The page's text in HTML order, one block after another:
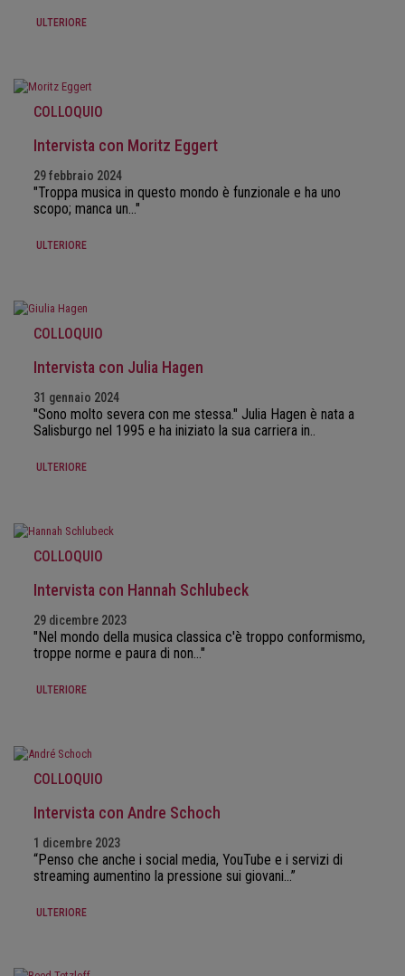
ULTERIORE
COLLOQUIO
Intervista con Moritz Eggert
29 febbraio 2024
"Troppa musica in questo mondo è funzionale e ha uno
scopo; manca un..."
ULTERIORE
COLLOQUIO
Intervista con Julia Hagen
31 gennaio 2024
"Sono molto severa con me stessa." Julia Hagen è nata a
Salisburgo nel 1995 e ha iniziato la sua carriera in..
ULTERIORE
COLLOQUIO
Intervista con Hannah Schlubeck
29 dicembre 2023
"Nel mondo della musica classica c'è troppo conformismo,
troppe norme e paura di non..."
ULTERIORE
COLLOQUIO
Intervista con Andre Schoch
1 dicembre 2023
“Penso che anche i social media, YouTube e i servizi di
streaming aumentino la pressione sui giovani…”
ULTERIORE